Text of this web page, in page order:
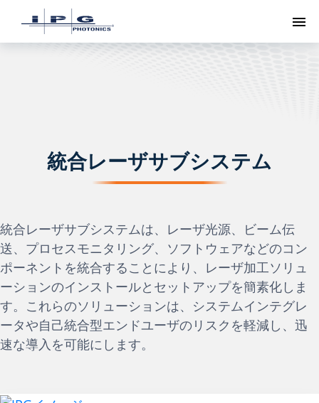
ト
統合レーザサブシステム
統合レーザサブシステムは、レーザ光源、ビーム伝
送、プロセスモニタリング、ソフトウェアなどのコン
ポーネントを統合することにより、レーザ加工ソリュ
ーションのインストールとセットアップを簡素化しま
す。これらのソリューションは、システムインテグレ
ータや自己統合型エンドユーザのリスクを軽減し、迅
速な導入を可能にします。